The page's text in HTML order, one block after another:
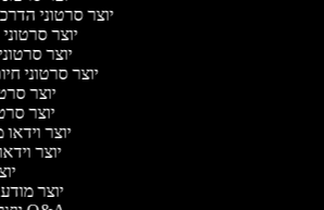
יוצר סרטוני
יוצר
יוצר
יוצר סרטוני
יוצר
יוצר
יוצר וידאו
יוצר
יוצר